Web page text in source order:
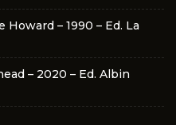
– 1990 – Ed. La
– 2020 – Ed. Albin